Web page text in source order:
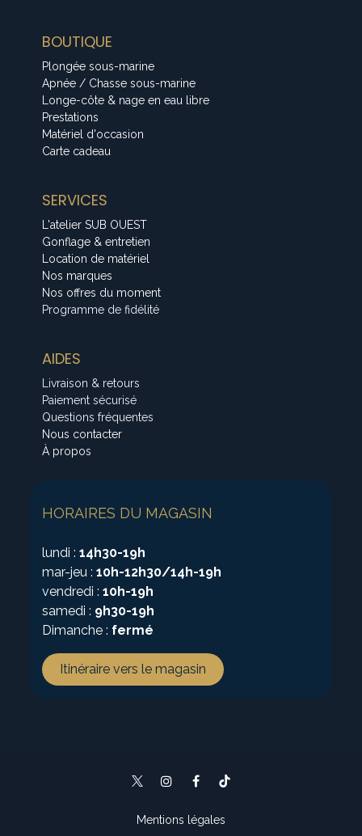
BOUTIQUE
Plongée sous-marine
Apnée / Chasse sous-marine
Longe-côte & nage en eau libre
Prestations
Matériel d'occasion
Carte cadeau
SERVICES
L'atelier SUB OUEST
Gonflage & entretien
Location de matériel
Nos marques
Nos offres du moment
Programme de fidélité
AIDES
Livraison & retours
Paiement sécurisé
Questions fréquentes
Nous contacter
À propos
HORAIRES DU MAGASIN
lundi :14h30-19h
mar-jeu :10h-12h30/14h-19h
vendredi :10h-19h
samedi : 9h30-19h
Dimanche : fermé
Itinéraire vers le magasin
Mentions légales